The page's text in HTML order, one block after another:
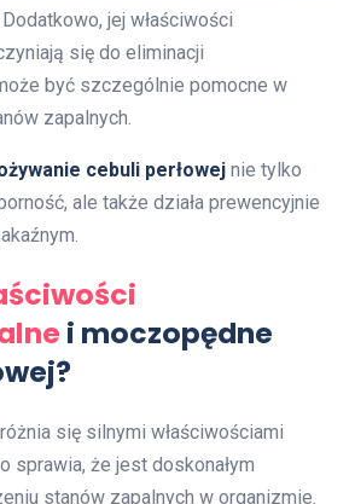
jej właściwości
się do eliminacji
być szczególnie pomocne w
zapalnych.
cebuli perłowej nie tylko
ale także działa prewencyjnie
i moczopędne
się silnymi właściwościami
sprawia, że jest doskonałym
stanów zapalnych w organizmie.